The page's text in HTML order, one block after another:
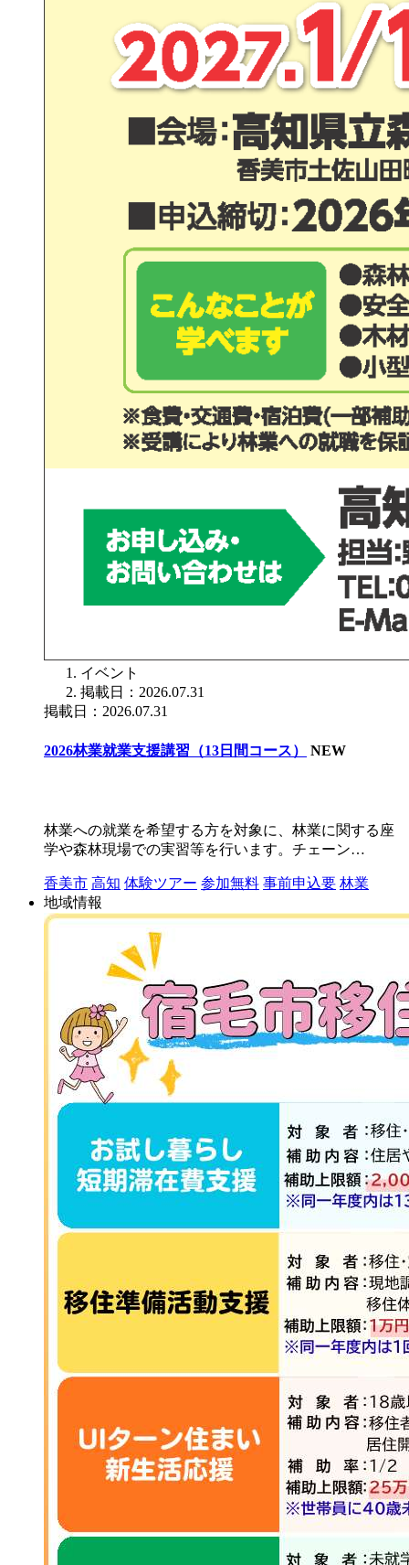
イベント
掲載日：2026.07.31
掲載日：2026.07.31
2026林業就業支援講習（13日間コース） NEW
林業への就業を希望する方を対象に、林業に関する座
学や森林現場での実習等を行います。チェーン…
香美市 高知 体験ツアー 参加無料 事前申込要 林業
地域情報